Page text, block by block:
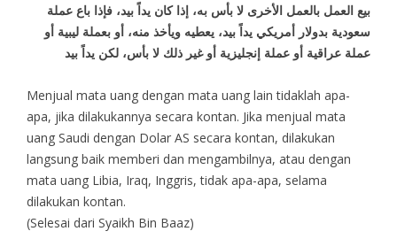
بيع العمل بالعمل الأخرى لا بأس به، إذا كان يداً بيد، فإذا باع عملة
سعودية بدولار أمريكي يداً بيد، يعطيه ويأخذ منه، أو بعملة ليبية أو
عملة عراقية أو عملة إنجليزية أو غير ذلك لا بأس، لكن يداً بيد
Menjual mata uang dengan mata uang lain tidaklah apa-
apa, jika dilakukannya secara kontan. Jika menjual mata
uang Saudi dengan Dolar AS secara kontan, dilakukan
langsung baik memberi dan mengambilnya, atau dengan
mata uang Libia, Iraq, Inggris, tidak apa-apa, selama
dilakukan kontan.
(Selesai dari Syaikh Bin Baaz)